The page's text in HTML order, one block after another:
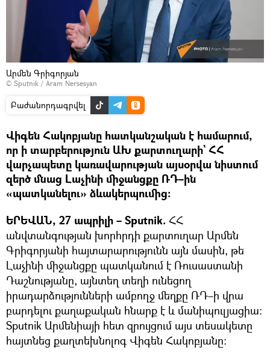
Արմեն Գրիգորյան
© Sputnik / Aram Nersesyan
Բաժանորդագրվել
Վիգեն Հակոբյանը հատկանշական է համարում,
որ ի տարբերություն ԱԽ քարտուղարի` ՀՀ
վարչապետը կառավարության այսօրվա նիստում
զերծ մնաց Լաչինի միջանցքը ՌԴ–ին
«պատկանելու» ձևակերպումից։
ԵՐԵՎԱՆ, 27 ապրիլի – Sputnik. ՀՀ
անվտանգության խորհրդի քարտուղար Արմեն
Գրիգորյանի հայտարարությունն այն մասին, թե
Լաչինի միջանցքը պատկանում է Ռուսաստանի
Դաշնությանը, այնտեղ տեղի ունեցող
իրադարձությունների ամբողջ մեղքը ՌԴ–ի վրա
բարդելու քաղաքական հնարք է և մանիպուլյացիա։
Sputnik Արմենիայի հետ զրույցում այս տեսակետը
հայտնեց քաղտեխնոլոգ Վիգեն Հակոբյանը։